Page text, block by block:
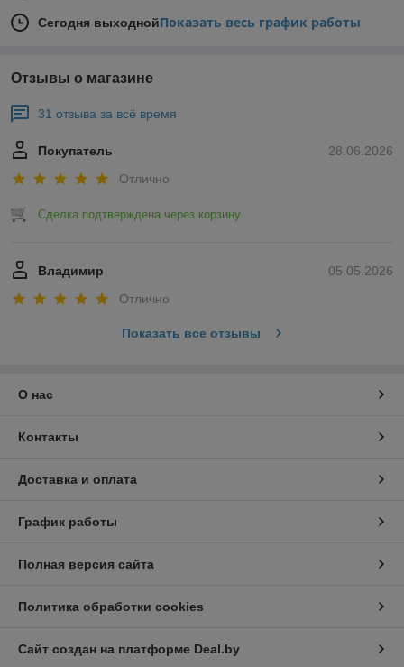
Сегодня выходнойПоказать весь график работы
Отзывы о магазине
31 отзыва за всё время
28.06.2026
Покупатель
Отлично
Сделка подтверждена через корзину
05.05.2026
Владимир
Отлично
Показать все отзывы
О нас
Контакты
Доставка и оплата
График работы
Полная версия сайта
Политика обработки cookies
Сайт создан на платформе Deal.by